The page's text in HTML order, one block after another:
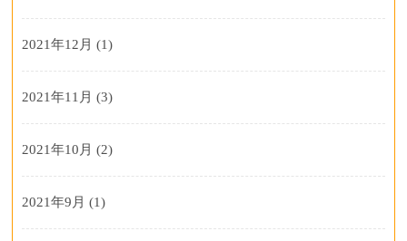
2021年12月 (1)
2021年11月 (3)
2021年10月 (2)
2021年9月 (1)